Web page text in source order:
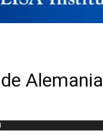
Alemania